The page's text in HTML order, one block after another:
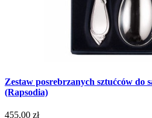
Zestaw posrebrzanych sztućców do
(Rapsodia)
455,00 zł